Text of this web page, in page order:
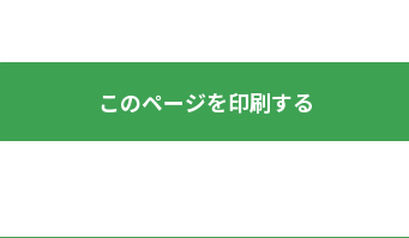
このページを印刷する